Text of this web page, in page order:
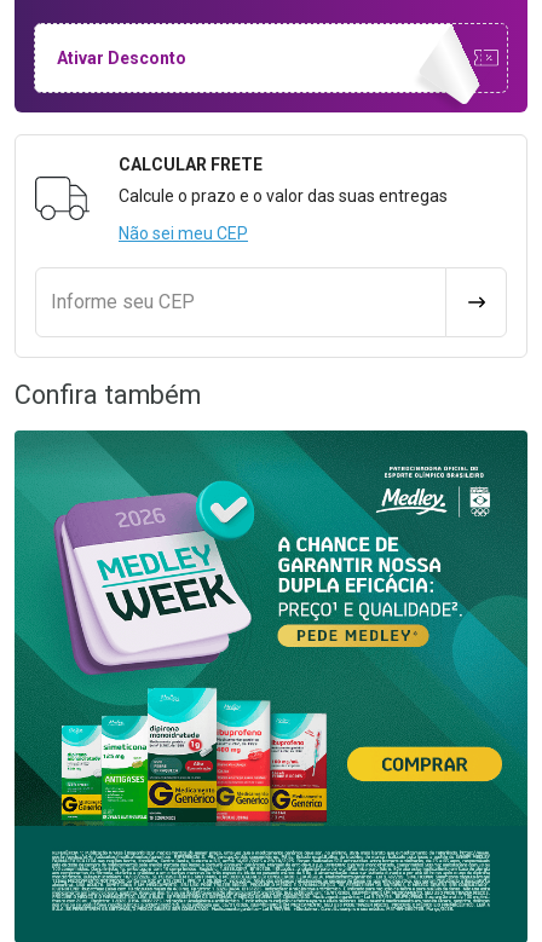
Ativar Desconto
Formulário para Calcular o Frete
CALCULAR FRETE
Calcule o prazo e o valor das suas entregas
Não sei meu CEP
Informe seu CEP
Confira também